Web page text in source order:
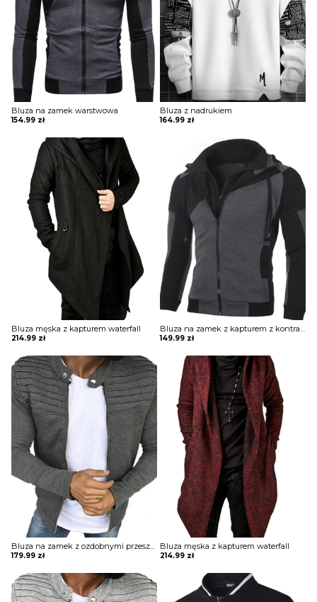
Bluza na zamek warstwowa
154.99 zł
Bluza z nadrukiem
164.99 zł
Bluza męska z kapturem waterfall
214.99 zł 149.99 zł
Bluza na zamek z ozdobnymi przeszyciami
179.99 zł
Bluza męska z kapturem waterfall
214.99 zł